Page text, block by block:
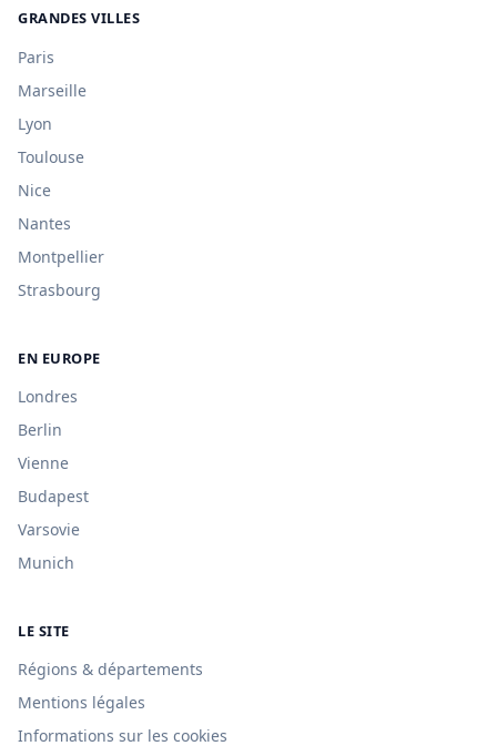
GRANDES VILLES
Paris
Marseille
Lyon
Toulouse
Nice
Nantes
Montpellier
Strasbourg
EN EUROPE
Londres
Berlin
Vienne
Budapest
Varsovie
Munich
LE SITE
Régions & départements
Mentions légales
Informations sur les cookies